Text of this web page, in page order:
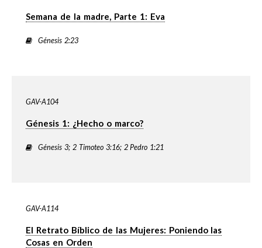
Semana de la madre, Parte 1: Eva
Génesis 2:23
GAV-A104
Génesis 1: ¿Hecho o marco?
Génesis 3; 2 Timoteo 3:16; 2 Pedro 1:21
GAV-A114
El Retrato Bíblico de las Mujeres: Poniendo las
Cosas en Orden